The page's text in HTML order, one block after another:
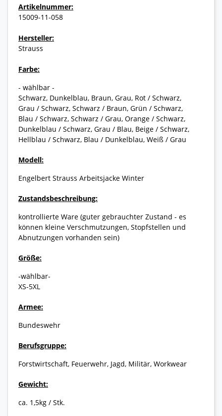
Artikelnummer:
15009-11-058
Hersteller:
Strauss
Farbe:
- wählbar -
Schwarz, Dunkelblau, Braun, Grau, Rot / Schwarz,
Grau / Schwarz, Schwarz / Braun, Grün / Schwarz,
Blau / Schwarz, Schwarz / Grau, Orange / Schwarz,
Dunkelblau / Schwarz, Grau / Blau, Beige / Schwarz,
Hellblau / Schwarz, Blau / Dunkelblau, Weiß / Grau
Modell:
Engelbert Strauss Arbeitsjacke Winter
Zustandsbeschreibung:
kontrollierte Ware (guter gebrauchter Zustand - es
können kleine Verschmutzungen, Stopfstellen und
Abnutzungen vorhanden sein)
Größe:
-wählbar-
XS-5XL
Armee:
Bundeswehr
Berufsgruppe:
Forstwirtschaft, Feuerwehr, Jagd, Militär, Workwear
Gewicht:
ca. 1,5kg / Stk.